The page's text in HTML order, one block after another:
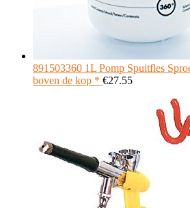
891503360 1L Pomp Spuitfles
boven de kop * €27.55